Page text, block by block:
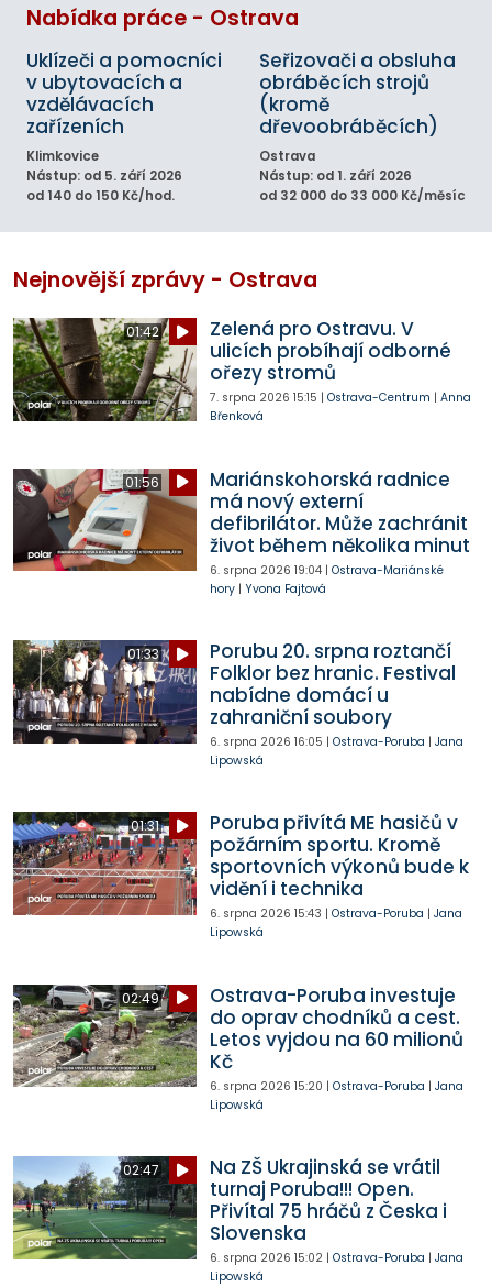
Nabídka práce - Ostrava
Uklízeči a pomocníci
v ubytovacích a
vzdělávacích
zařízeních
Klimkovice
Nástup: od 5. září 2026
od 140 do 150 Kč/hod.
Seřizovači a obsluha
obráběcích strojů
(kromě
dřevoobráběcích)
Ostrava
Nástup: od 1. září 2026
od 32 000 do 33 000 Kč/měsíc
Nejnovější zprávy - Ostrava
01:42
Zelená pro Ostravu. V
ulicích probíhají odborné
ořezy stromů
7. srpna 2026 15:15 | Ostrava-Centrum | Anna
Břenková
01:56
Mariánskohorská radnice
má nový externí
defibrilátor. Může zachránit
život během několika minut
6. srpna 2026 19:04| Ostrava-Mariánské
hory| Yvona Fajtová
01:33
Porubu 20. srpna roztančí
Folklor bez hranic. Festival
nabídne domácí u
zahraniční soubory
6. srpna 2026 16:05 | Ostrava-Poruba | Jana
Lipowská
01:31
Poruba přivítá ME hasičů v
požárním sportu. Kromě
sportovních výkonů bude k
vidění i technika
6. srpna 2026 15:43 | Ostrava-Poruba | Jana
Lipowská
02:49
Ostrava-Poruba investuje
do oprav chodníků a cest.
Letos vyjdou na 60 milionů
Kč
6. srpna 2026 15:20 | Ostrava-Poruba | Jana
Lipowská
02:47
Na ZŠ Ukrajinská se vrátil
turnaj Poruba!!! Open.
Přivítal 75 hráčů z Česka i
Slovenska
6. srpna 2026 15:02| Ostrava-Poruba | Jana
Lipowská